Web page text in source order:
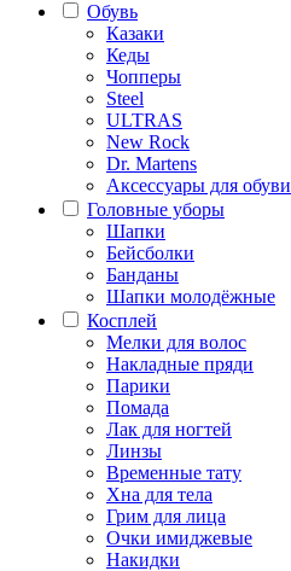
Обувь
Казаки
Кеды
Чопперы
Steel
ULTRAS
New Rock
Dr. Martens
Аксессуары для обуви
Головные уборы
Шапки
Бейсболки
Банданы
Шапки молодёжные
Косплей
Мелки для волос
Накладные пряди
Парики
Помада
Лак для ногтей
Линзы
Временные тату
Хна для тела
Грим для лица
Очки имиджевые
Накидки